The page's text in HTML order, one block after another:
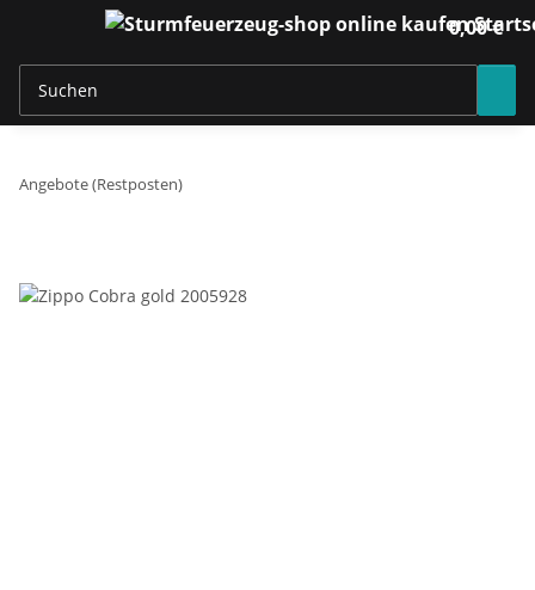
0,00 €
Angebote (Restposten)